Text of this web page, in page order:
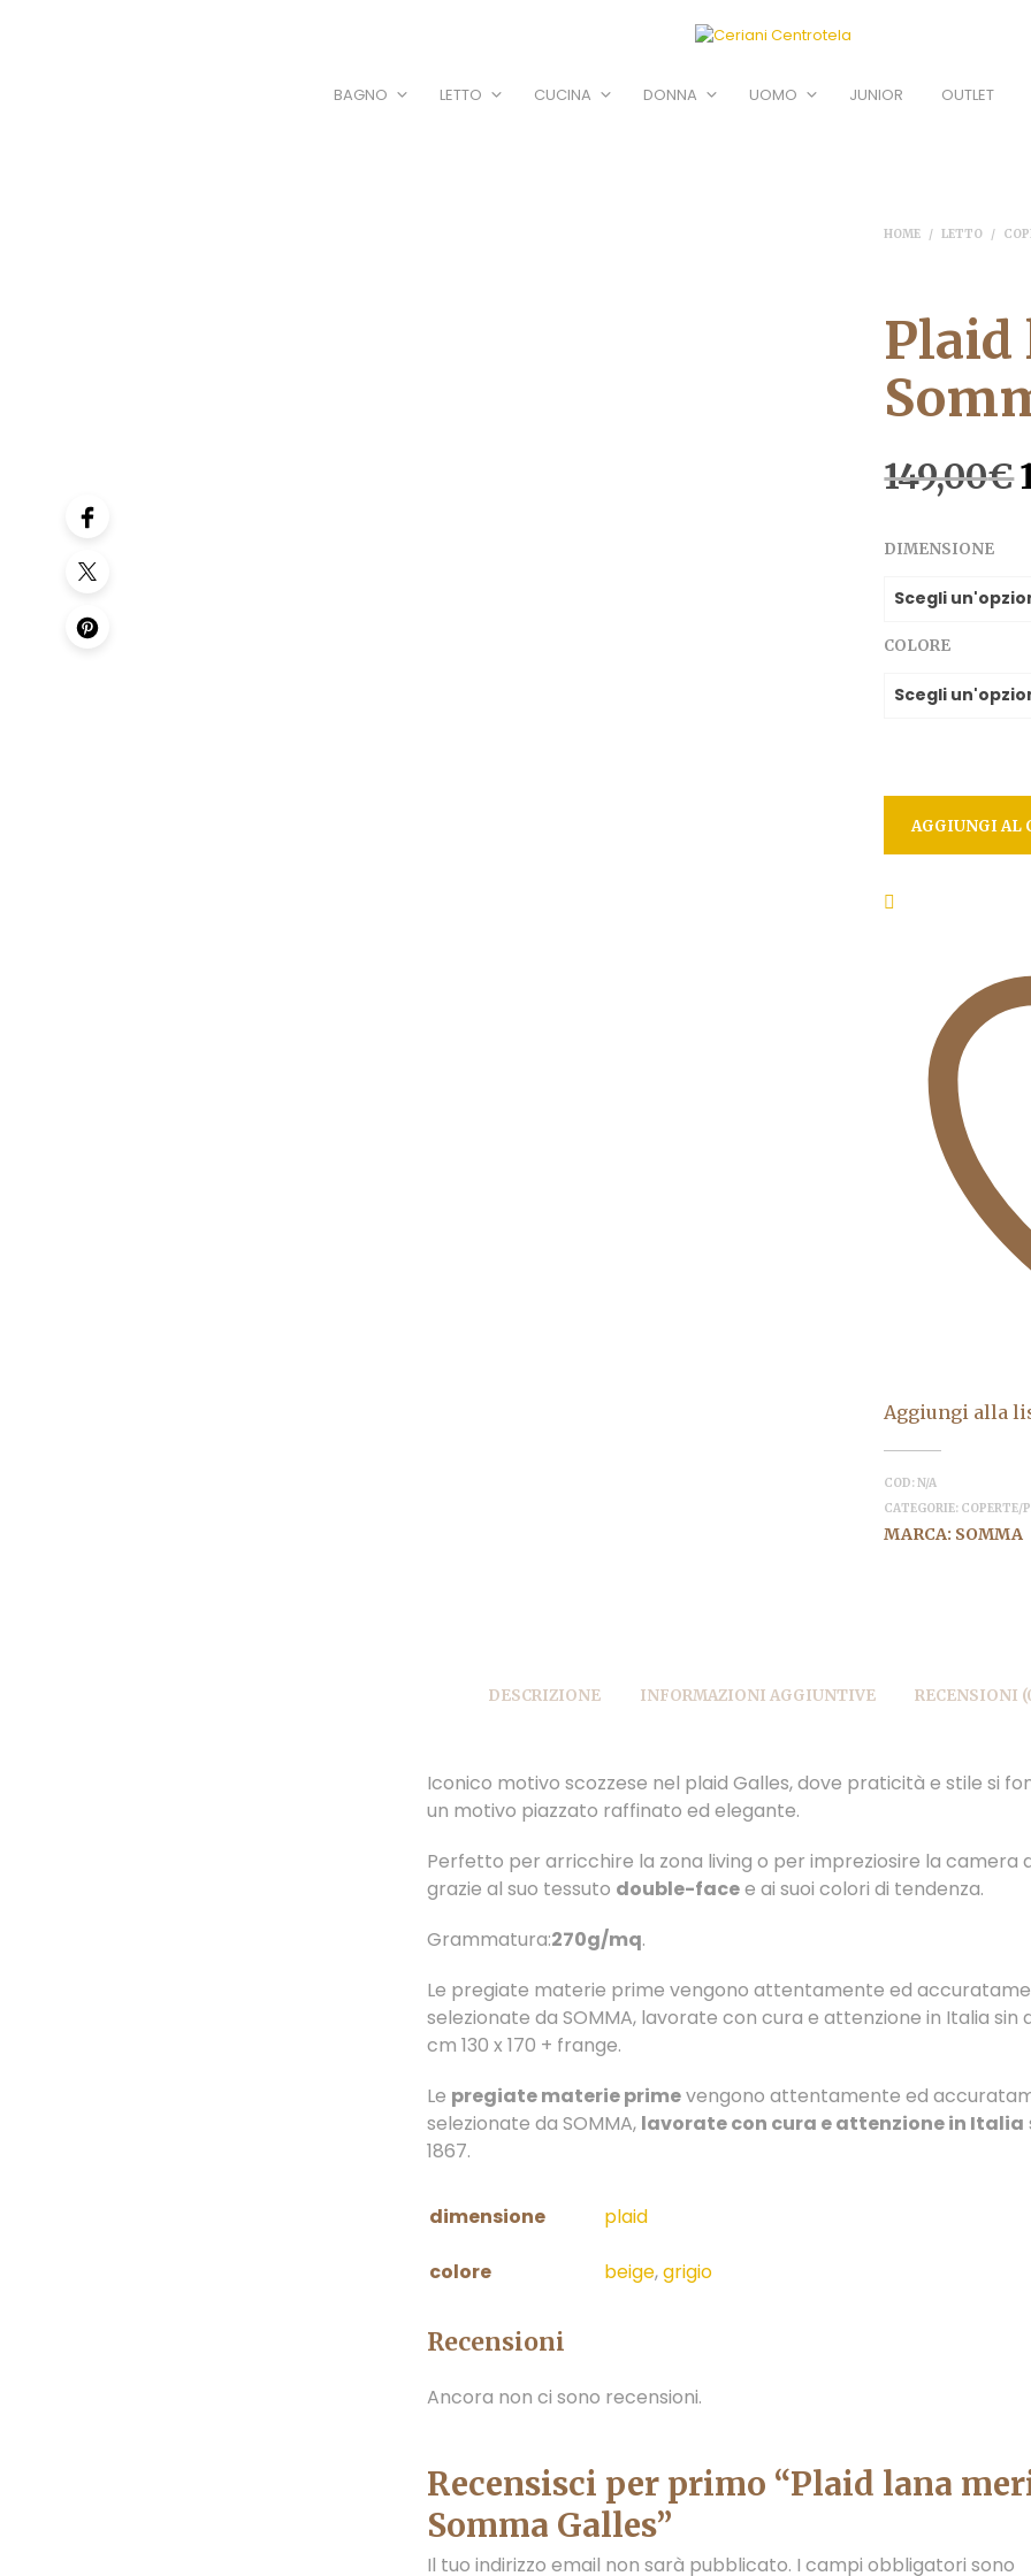
BAGNO LETTO CUCINA DONNA UOMO JUNIOR OUTLET
HOME / LETTO /
Plaid
149,00€
DIMENSIONE
COLORE
AGGIUNGI AL
Aggiungi alla
COD:N/A
CATEGORIE: COPERTE/
MARCA: SOMMA
DESCRIZIONE INFORMAZIONI AGGIUNTIVE RECENSIONI
Iconico motivo scozzese nel plaid Galles, dove praticità e stile si
un motivo piazzato raffinato ed elegante.
Perfetto per arricchire la zona living o per impreziosire la camera
grazie al suo tessuto double-facee ai suoi colori di tendenza.
Grammatura:270g/mq.
Le pregiate materie prime vengono attentamente ed
selezionate da SOMMA, lavorate con cura e attenzione in Italia sin
cm 130 x 170 + frange.
Le pregiate materie primevengono attentamente ed
selezionate da SOMMA, lavorate con cura e attenzione in Italia
1867.
dimensione plaid
colore beige,grigio
Recensioni
Ancora non ci sono recensioni.
Recensisci per primo “Plaid lana
Somma Galles”
Il tuo indirizzo email non sarà pubblicato. I campi obbligatori sono